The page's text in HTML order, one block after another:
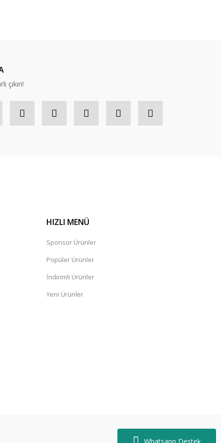
Whatsapp Destek
çıkın!
HIZLI MENÜ
Sponsor Ürünler
Popüler Ürünler
İndirimli Ürünler
Yeni Ürünler